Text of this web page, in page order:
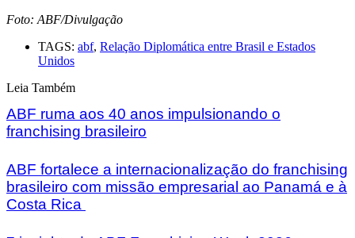
Foto: ABF/Divulgação
TAGS: abf, Relação Diplomática entre Brasil e Estados
Unidos
Leia Também
ABF ruma aos 40 anos impulsionando o
franchising brasileiro
ABF fortalece a internacionalização do franchising
brasileiro com missão empresarial ao Panamá e à
Costa Rica